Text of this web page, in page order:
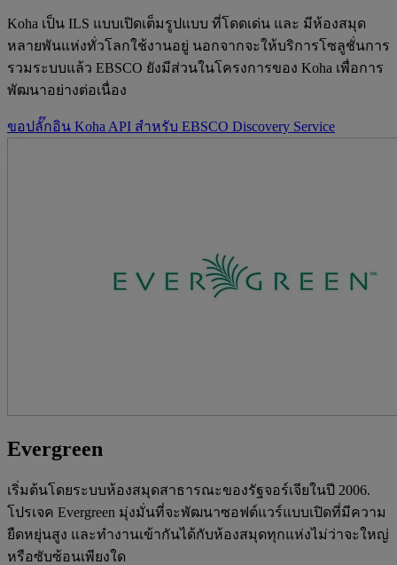
Koha เป็น ILS แบบเปิดเต็มรูปแบบ ที่โดดเด่น และ มีห้องสมุด
หลายพันแห่งทั่วโลกใช้งานอยู่ นอกจากจะให้บริการโซลูชั่นการ
รวมระบบแล้ว EBSCO ยังมีส่วนในโครงการของ Koha เพื่อการ
พัฒนาอย่างต่อเนื่อง
ขอปลั๊กอิน Koha API สำหรับ EBSCO Discovery Service
Evergreen
เริ่มต้นโดยระบบห้องสมุดสาธารณะของรัฐจอร์เจียในปี 2006.
โปรเจค Evergreen มุ่งมั่นที่จะพัฒนาซอฟต์แวร์แบบเปิดที่มีความ
ยืดหยุ่นสูง และทำงานเข้ากันได้กับห้องสมุดทุกแห่งไม่ว่าจะใหญ่
หรือซับซ้อนเพียงใด